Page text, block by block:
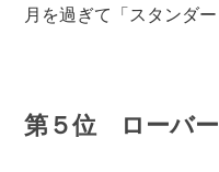
月を過ぎて「スタンダー
第５位 ローバ